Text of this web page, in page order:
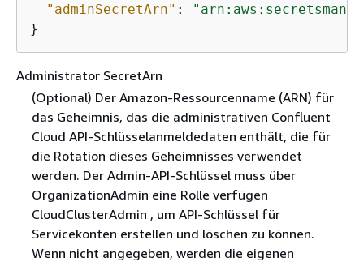
"adminSecretArn" :
}
Administrator SecretArn
(Optional) Der Amazon-Ressourcenname (ARN) für
das Geheimnis, das die administrativen Confluent
Cloud API-Schlüsselanmeldedaten enthält, die für
die Rotation dieses Geheimnisses verwendet
werden. Der Admin-API-Schlüssel muss über
OrganizationAdmin eine Rolle verfügen
CloudClusterAdmin , um API-Schlüssel für
Servicekonten erstellen und löschen zu können.
Wenn nicht angegeben, werden die eigenen